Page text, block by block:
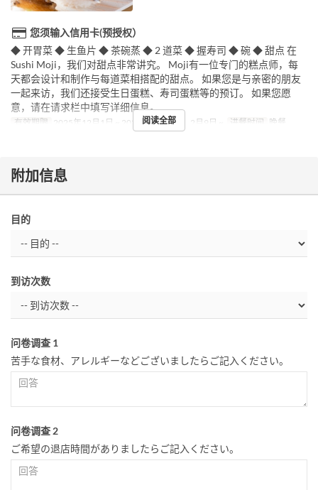
您须输入信用卡(预授权）
◆ 开胃菜 ◆ 生鱼片 ◆ 茶碗蒸 ◆ 2 道菜 ◆ 握寿司 ◆ 碗 ◆ 甜点 在
Sushi Moji，我们对甜点非常讲究。 Moji有一位专门的糕点师，每
天都会设计和制作与每道菜相搭配的甜点。 如果您是与亲密的朋友
一起来访，我们还接受生日蛋糕、寿司蛋糕等的预订。 如果您愿
意，请在请求栏中填写详细信息。
有效期限 2025年12月1日 ~ 2025年12月31日, 2月9日 ~ 进餐时间 晚餐
阅读全部
附加信息
目的
到访次数
问卷调查 1
苦手な食材、アレルギーなどございましたらご記入ください。
问卷调查 2
ご希望の退店時間がありましたらご記入ください。